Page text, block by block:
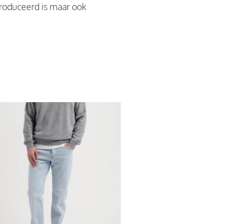
is maar ook